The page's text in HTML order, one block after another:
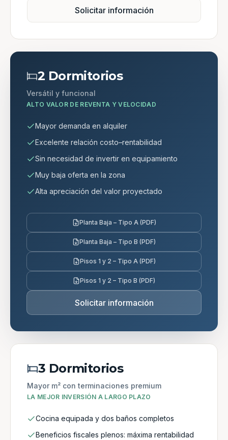
Solicitar información
2 Dormitorios
Versátil y funcional
ALTO VALOR DE REVENTA Y VELOCIDAD
Mayor demanda en alquiler
Excelente relación costo–rentabilidad
Sin necesidad de invertir en equipamiento
Muy baja oferta en la zona
Alta apreciación del valor proyectado
Planta Baja – Tipo A (PDF)
Planta Baja – Tipo B (PDF)
Pisos 1 y 2 – Tipo A (PDF)
Pisos 1 y 2 – Tipo B (PDF)
Solicitar información
3 Dormitorios
Mayor m² con terminaciones premium
LA MEJOR INVERSIÓN A LARGO PLAZO
Cocina equipada y dos baños completos
Beneficios fiscales plenos: máxima rentabilidad